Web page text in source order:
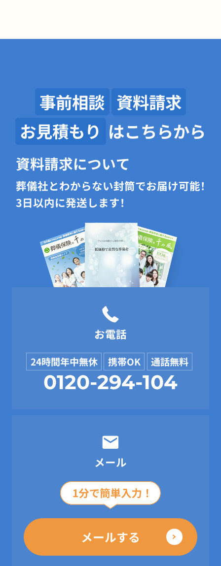
事前相談 資料請求
お見積もり はこちらから
資料請求について
葬儀社とわからない封筒でお届け可能！
3日以内に発送します！
お電話
24時間年中無休 携帯OK 通話無料
0120-294-104
メール
メールする